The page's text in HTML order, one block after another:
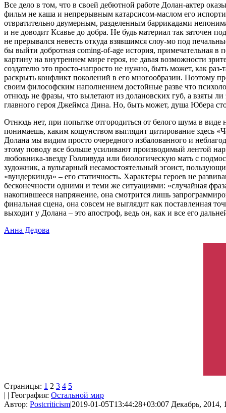
Все дело в том, что в своей дебютной работе Долан-актер
фильм не каша и непрерывным катарсисом-маслом его
отвратительно двумерным, разделенным баррикадами
и не доводит Ксавье до добра. Не будь материал так заточен
не прерывался невесть откуда взявшимся слоу-мо под
бы выйти добротная coming-of-age история, примечательная в
картину на внутреннем мире героя, не давая возможности
создателю это просто-напросто не нужно, быть может, как раз-
раскрыть конфликт поколений в его многообразии. Поэтому
своим философским наполнением достойные разве что
отнюдь не фразы, что вылетают из долановских губ, а взяты
главного героя Джеймса Дина. Но, быть может, душа Юбера
Отнюдь нет, при попытке отгородиться от белого шума в
понимаешь, каким кощунством выглядит цитирование здесь
Долана мы видим просто очередного избалованного и
этому поводу все больше усиливают производимый лентой
любовника-звезду Голливуда или биологическую мать с
художник, а вульгарный несамостоятельный эгоист,
«вундеркинда» – его статичность. Характеры героев не
бесконечности одними и теми же ситуациями: «случайная
накопившееся напряжение, она смотрится лишь
финальная сцена, она совсем не выглядит как поставленная
выходит у Долана – это апостроф, ведь он, как и все его
Анна Дедова
Страницы: 1 2 3 4 5
| | География: Остальной мир
Автор: Postcriticism|2019-01-05T13:44:28+03:007 Декабрь, 2014,